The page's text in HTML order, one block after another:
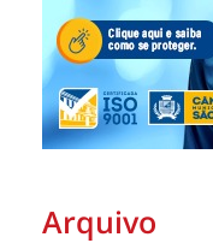
Arquivo